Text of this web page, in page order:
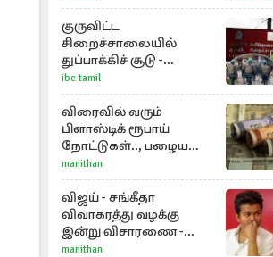
குருவிட்ட
சிறைச்சாலையில்
துப்பாக்கிச் சூடு -
நீதியமைச்சரின்
அறிவிப்பு
ibc tamil
விரைவில் வரும்
பிளாஸ்டிக் ரூபாய்
நோட்டுகள்.., பழைய
காகித நோட்டுகள்
செல்லுமா?
manithan
விஜய் - சங்கீதா
விவாகரத்து வழக்கு
இன்று விசாரணை -
காணொளி மூலம்
manithan